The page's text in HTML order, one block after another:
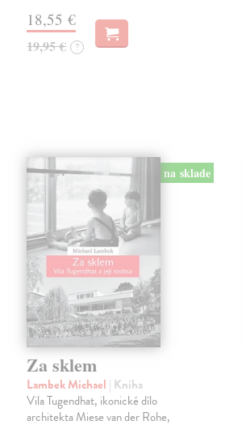
18,55 €
19,95 € ?
na sklade
Za sklem
Lambek Michael | Kniha
Vila Tugendhat, ikonické dílo
architekta Miese van der Rohe,